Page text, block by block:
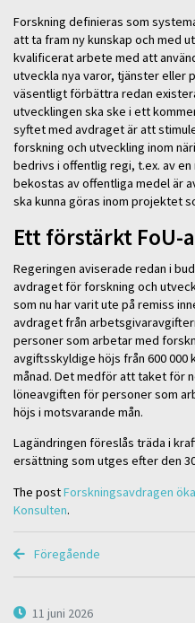
Forskning definieras som
att ta fram ny kunskap och med
kvalificerat arbete med att
utveckla nya varor, tjänster eller
väsentligt förbättra redan
utvecklingen ska ske i ett
syftet med avdraget är att
forskning och utveckling inom
bedrivs i offentlig regi, t.ex. av
bekostas av offentliga medel är
ska kunna göras inom projektet
Ett förstärkt FoU-
Regeringen aviserade redan i
avdraget för forskning och
som nu har varit ute på remiss
avdraget från
personer som arbetar med
avgiftsskyldige höjs från 600
månad. Det medför att taket för
löneavgiften för personer som
höjs i motsvarande mån.
Lagändringen föreslås träda i
ersättning som utges efter den
The postForskningsavdragen
Konsulten.
Föregående
11 juni 2026